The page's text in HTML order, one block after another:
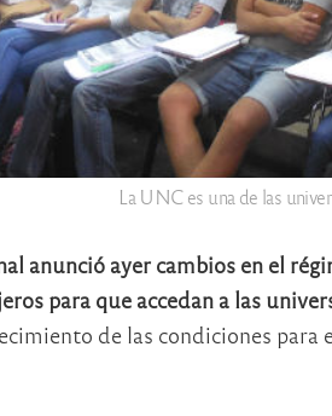
La UNC es una de las
anunció ayer cambios en el
para que accedan a las
de las condiciones